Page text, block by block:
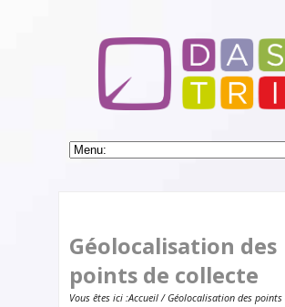
Géolocalisation des
points de collecte
Vous êtes ici :Accueil/ Géolocalisation des points